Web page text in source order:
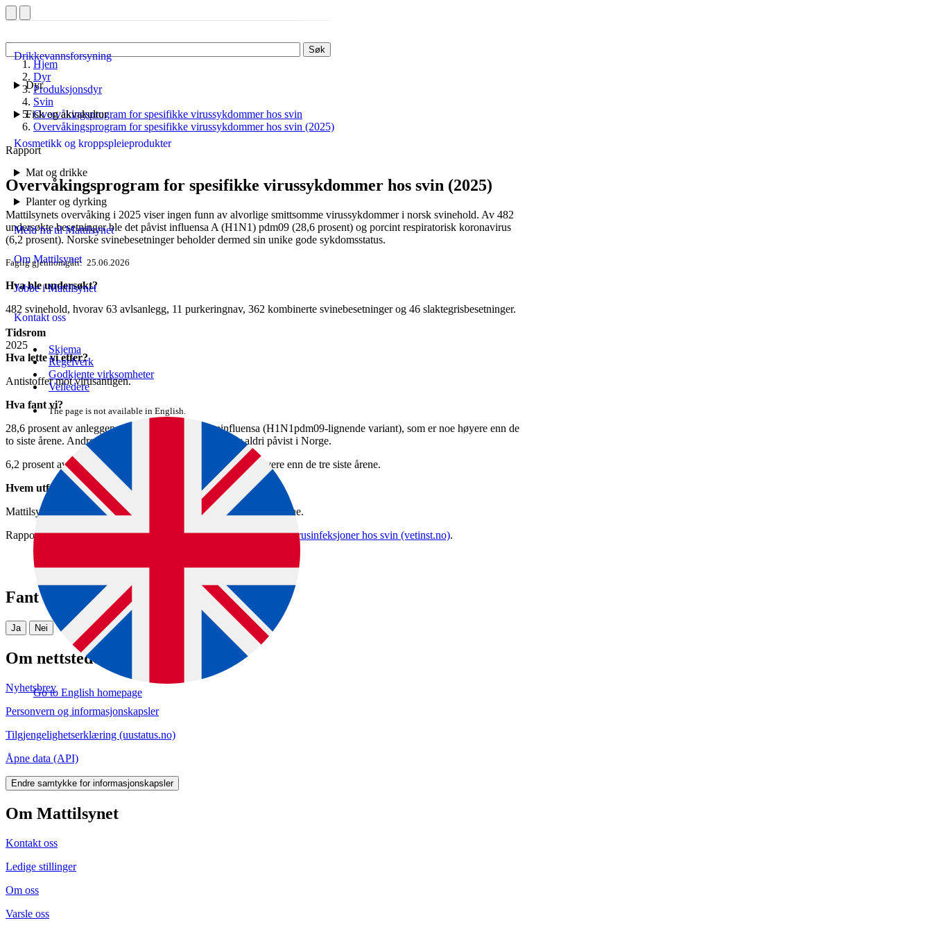
Søk
Drikkevannsforsyning
Dyr
Fisk og akvakultur
Kosmetikk og kroppspleieprodukter
Mat og drikke
Planter og dyrking
Meld fra til Mattilsynet
Om Mattilsynet
Jobbe i Mattilsynet
Kontakt oss
Skjema
Regelverk
Godkjente virksomheter
Veiledere
The page is not available in English.
Go to English homepage
Hjem
Dyr
Produksjonsdyr
Svin
Overvåkingsprogram for spesifikke virussykdommer hos svin
Overvåkingsprogram for spesifikke virussykdommer hos svin (2025)
Rapport
Overvåkingsprogram for spesifikke virussykdommer hos svin (2025)
Mattilsynets overvåking i 2025 viser ingen funn av alvorlige smittsomme virussykdommer i norsk svinehold. Av 482
undersøkte besetninger ble det påvist influensa A (H1N1) pdm09 (28,6 prosent) og porcint respiratorisk koronavirus
(6,2 prosent). Norske svinebesetninger beholder dermed sin unike gode sykdomsstatus.
Faglig gjennomgått 25.06.2026
Hva ble undersøkt?
482 svinehold, hvorav 63 avlsanlegg, 11 purkeringnav, 362 kombinerte svinebesetninger og 46 slaktegrisbesetninger.
Tidsrom
2025
Hva lette vi etter?
Antistoffer mot virusantigen.
Hva fant vi?
28,6 prosent av anleggene testet positivt for svineinfluensa (H1N1pdm09-lignende variant), som er noe høyere enn de
to siste årene. Andre svine assosierte influensa virus er aldri påvist i Norge.
6,2 prosent av anleggene testet positivt for PRCV, som er lavere enn de tre siste årene.
Hvem utførte oppdraget?
Mattilsynet tar ut prøvene og Veterinærinstituttet analyserer prøvene.
Rapporten finner du på Veterinærinstituttets nettsider:Spesifikke virusinfeksjoner hos svin (vetinst.no).
Fant du det du lette etter?
Ja Nei
Om nettstedet
Nyhetsbrev
Personvern og informasjonskapsler
Tilgjengelighetserklæring (uustatus.no)
Åpne data (API)
Endre samtykke for informasjonskapsler
Om Mattilsynet
Kontakt oss
Ledige stillinger
Om oss
Varsle oss